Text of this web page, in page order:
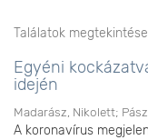
Találatok
Egyéni
idején
Madarász, Nikolett;
A koronavírus